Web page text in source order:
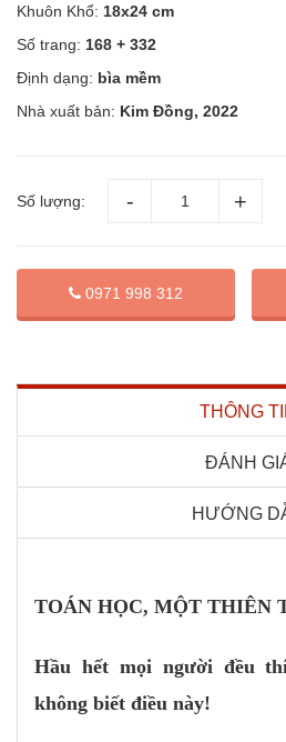
Khuôn Khổ: 18x24 cm
Số trang: 168 + 332
Định dạng: bìa mềm
Nhà xuất bản: Kim Đồng, 2022
Số lượng:
0971 998 312
THÔNG
ĐÁNH
HƯỚNG
TOÁN HỌC, MỘT THIÊN
Hầu hết mọi người đều
không biết điều này!